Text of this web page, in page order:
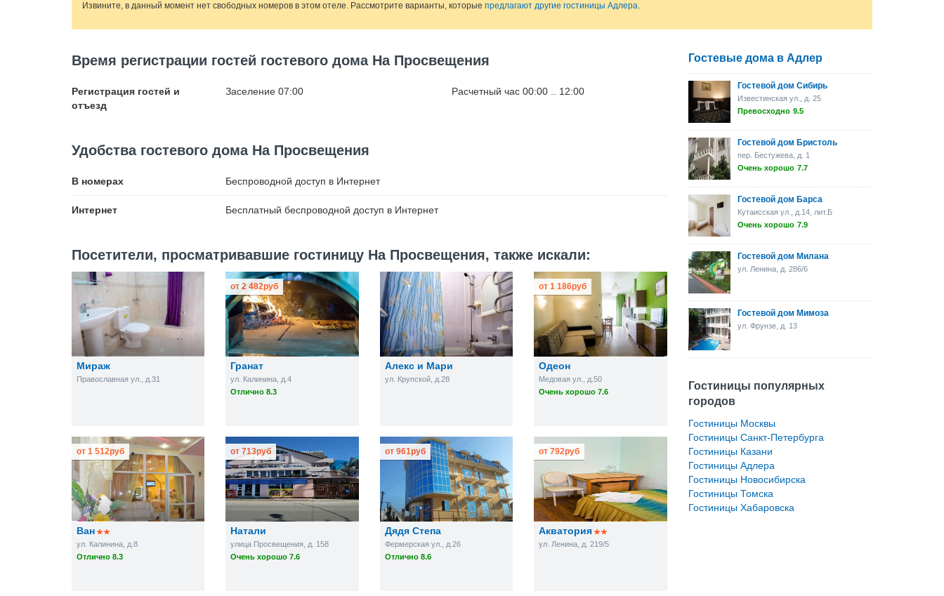
Извините, в данный момент нет свободных номеров в этом отеле. Рассмотрите варианты, которые предлагают другие гостиницы Адлера.
Время регистрации гостей гостевого дома На Просвещения
Регистрация гостей и
отъезд
Заселение 07:00 Расчетный час 00:00 .. 12:00
Удобства гостевого дома На Просвещения
В номерах Беспроводной доступ в Интернет
Интернет Бесплатный беспроводной доступ в Интернет
Посетители, просматривавшие гостиницу На Просвещения, также искали:
Мираж
Православная ул., д.31
Гранат
ул. Калинина, д.4
Отлично 8.3
от2 482руб
Алекс и Мари
ул. Крупской, д.28
Одеон
Медовая ул., д.50
Очень хорошо 7.6
от1 186руб
Ван
ул. Калинина, д.8
Отлично 8.3
от 1 512руб
Натали
улица Просвещения, д. 158
Очень хорошо 7.6
от713руб
Дядя Степа
Фермерская ул., д.26
Отлично 8.6
от 961руб
Акватория
ул. Ленина, д. 219/5
от792руб
Гостевые дома в Адлер
Гостевой дом Сибирь
Известинская ул., д. 25
Превосходно 9.5
Гостевой дом Бристоль
пер. Бестужева, д. 1
Очень хорошо 7.7
Гостевой дом Барса
Кутаисская ул., д.14, лит.Б
Очень хорошо 7.9
Гостевой дом Милана
ул. Ленина, д. 286/6
Гостевой дом Мимоза
ул. Фрунзе, д. 13
Гостиницы популярных
городов
Гостиницы Москвы
Гостиницы Санкт-Петербурга
Гостиницы Казани
Гостиницы Адлера
Гостиницы Новосибирска
Гостиницы Томска
Гостиницы Хабаровска